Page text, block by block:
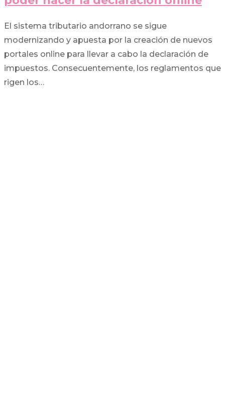
El sistema tributario andorrano se sigue
modernizando y apuesta por la creación de nuevos
portales online para llevar a cabo la declaración de
impuestos. Consecuentemente, los reglamentos que
rigen los…